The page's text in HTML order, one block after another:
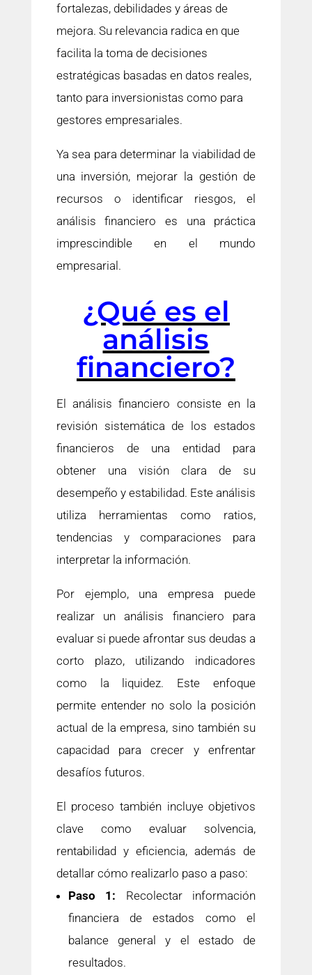
fortalezas, debilidades y áreas de
mejora. Su relevancia radica en que
facilita la toma de decisiones
estratégicas basadas en datos reales,
tanto para inversionistas como para
gestores empresariales.
Ya sea para determinar la viabilidad de
una inversión, mejorar la gestión de
recursos o identificar riesgos, el
análisis financiero es una práctica
imprescindible en el mundo
empresarial.
¿Qué es el
análisis
financiero?
El análisis financiero consiste en la
revisión sistemática de los estados
financieros de una entidad para
obtener una visión clara de su
desempeño y estabilidad. Este análisis
utiliza herramientas como ratios,
tendencias y comparaciones para
interpretar la información.
Por ejemplo, una empresa puede
realizar un análisis financiero para
evaluar si puede afrontar sus deudas a
corto plazo, utilizando indicadores
como la liquidez. Este enfoque
permite entender no solo la posición
actual de la empresa, sino también su
capacidad para crecer y enfrentar
desafíos futuros.
El proceso también incluye objetivos
clave como evaluar solvencia,
rentabilidad y eficiencia, además de
detallar cómo realizarlo paso a paso:
Paso 1: Recolectar información
financiera de estados como el
balance general y el estado de
resultados.